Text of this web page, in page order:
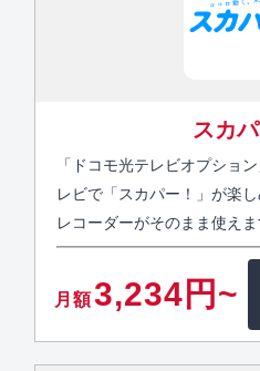
スカパ
「ドコモ光テレビオプショ
レビで「スカパー！」が楽
レコーダーがそのまま使えま
月額3,234円~